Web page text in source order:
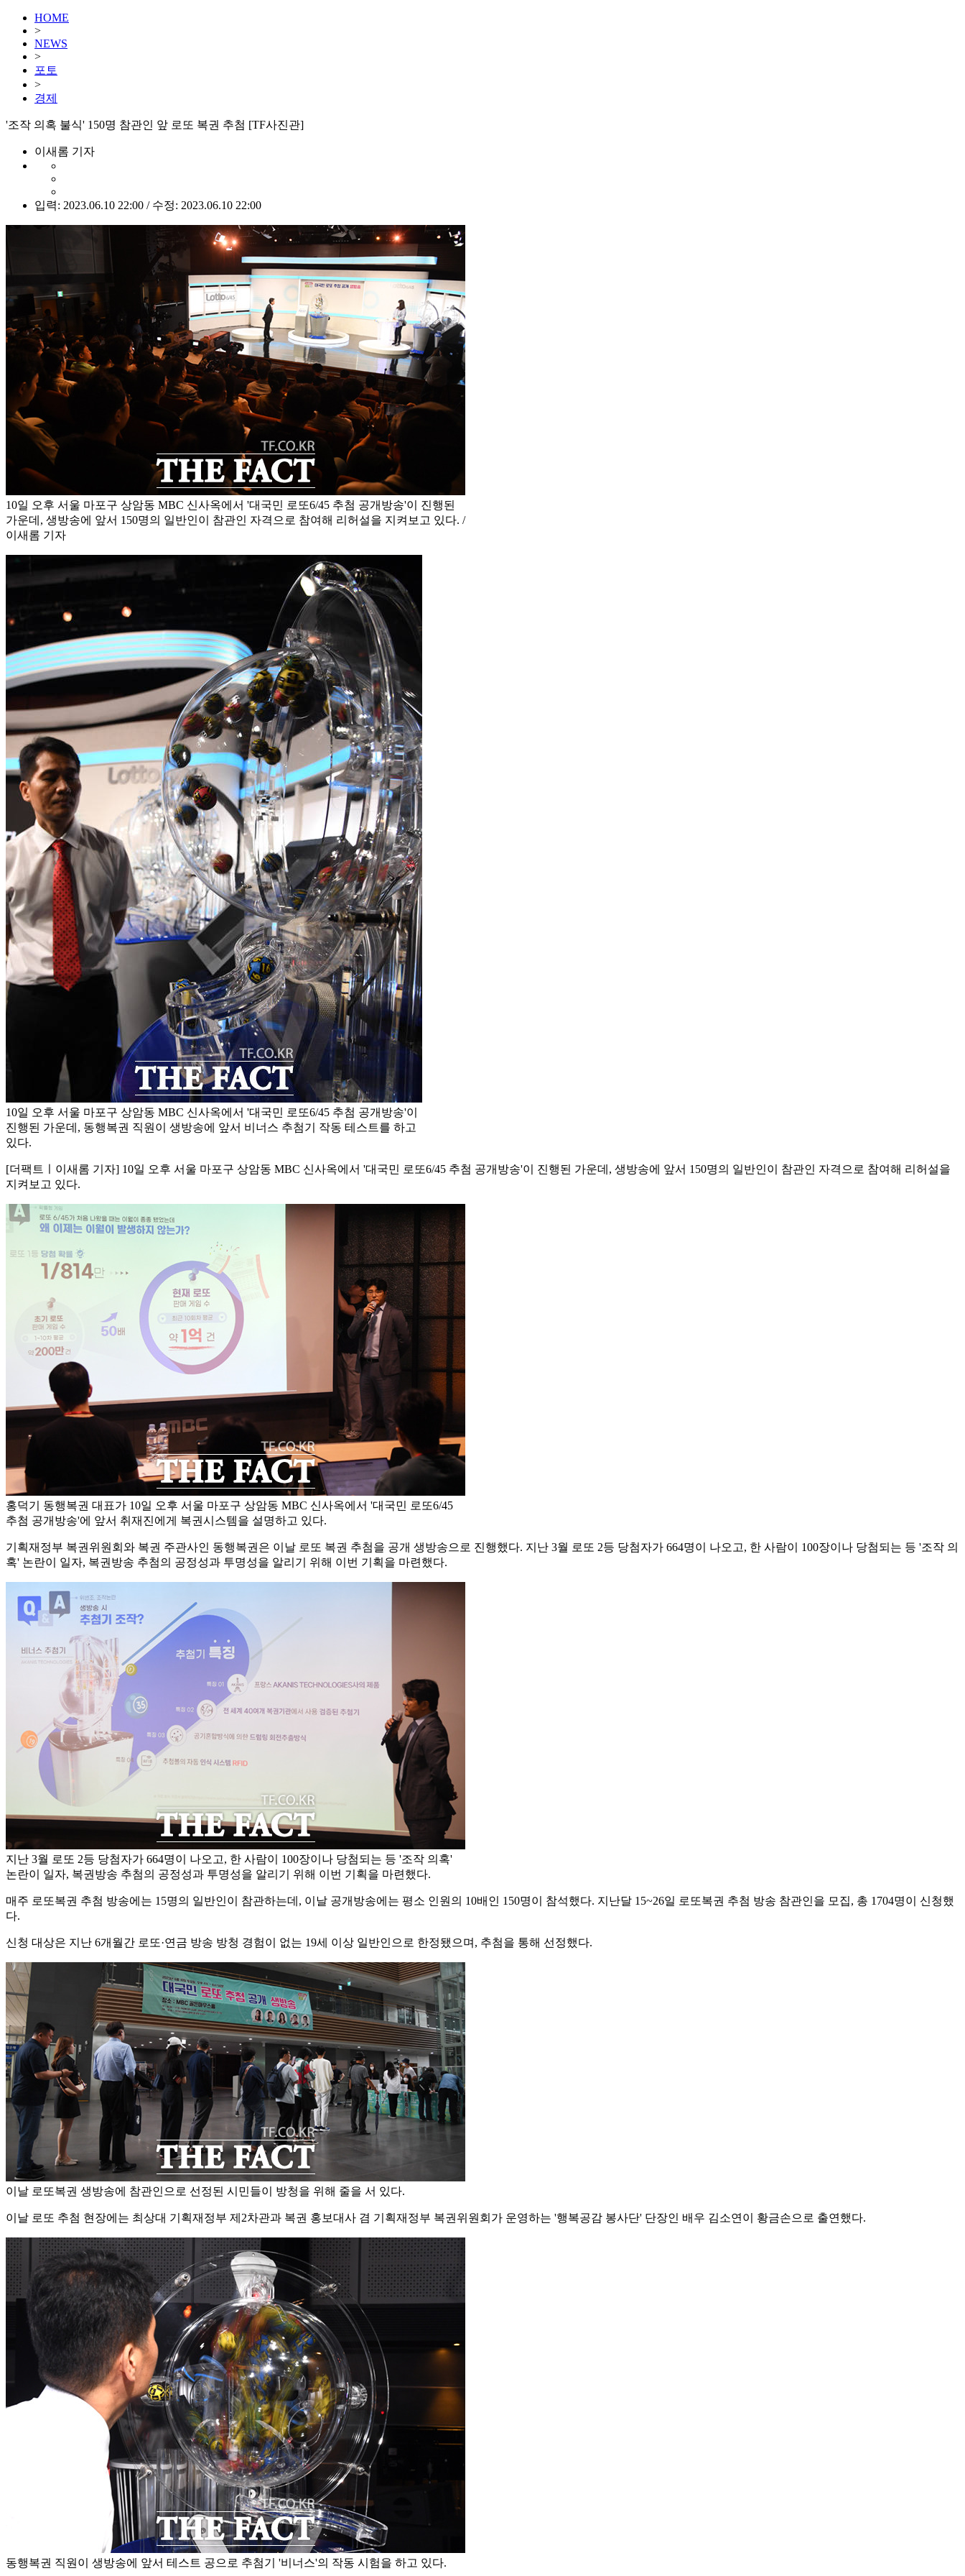
HOME
>
NEWS
>
포토
>
경제
'조작 의혹 불식' 150명 참관인 앞 로또 복권 추첨 [TF사진관]
이새롬 기자
입력: 2023.06.10 22:00 / 수정: 2023.06.10 22:00
10일 오후 서울 마포구 상암동 MBC 신사옥에서 '대국민 로또6/45 추첨 공개방송'이 진행된
가운데, 생방송에 앞서 150명의 일반인이 참관인 자격으로 참여해 리허설을 지켜보고 있다. /
이새롬 기자
10일 오후 서울 마포구 상암동 MBC 신사옥에서 '대국민 로또6/45 추첨 공개방송'이
진행된 가운데, 동행복권 직원이 생방송에 앞서 비너스 추첨기 작동 테스트를 하고
있다.
[더팩트ㅣ이새롬 기자] 10일 오후 서울 마포구 상암동 MBC 신사옥에서 '대국민 로또6/45 추첨 공개방송'이 진행된 가운데, 생방송에 앞서 150명의 일반인이 참관인 자격으로 참여해 리허설을
지켜보고 있다.
홍덕기 동행복권 대표가 10일 오후 서울 마포구 상암동 MBC 신사옥에서 '대국민 로또6/45
추첨 공개방송'에 앞서 취재진에게 복권시스템을 설명하고 있다.
기획재정부 복권위원회와 복권 주관사인 동행복권은 이날 로또 복권 추첨을 공개 생방송으로 진행했다. 지난 3월 로또 2등 당첨자가 664명이 나오고, 한 사람이 100장이나 당첨되는 등 '조작 의
혹' 논란이 일자, 복권방송 추첨의 공정성과 투명성을 알리기 위해 이번 기획을 마련했다.
지난 3월 로또 2등 당첨자가 664명이 나오고, 한 사람이 100장이나 당첨되는 등 '조작 의혹'
논란이 일자, 복권방송 추첨의 공정성과 투명성을 알리기 위해 이번 기획을 마련했다.
매주 로또복권 추첨 방송에는 15명의 일반인이 참관하는데, 이날 공개방송에는 평소 인원의 10배인 150명이 참석했다. 지난달 15~26일 로또복권 추첨 방송 참관인을 모집, 총 1704명이 신청했
다.
신청 대상은 지난 6개월간 로또·연금 방송 방청 경험이 없는 19세 이상 일반인으로 한정됐으며, 추첨을 통해 선정했다.
이날 로또복권 생방송에 참관인으로 선정된 시민들이 방청을 위해 줄을 서 있다.
이날 로또 추첨 현장에는 최상대 기획재정부 제2차관과 복권 홍보대사 겸 기획재정부 복권위원회가 운영하는 '행복공감 봉사단' 단장인 배우 김소연이 황금손으로 출연했다.
동행복권 직원이 생방송에 앞서 테스트 공으로 추첨기 '비너스'의 작동 시험을 하고 있다.